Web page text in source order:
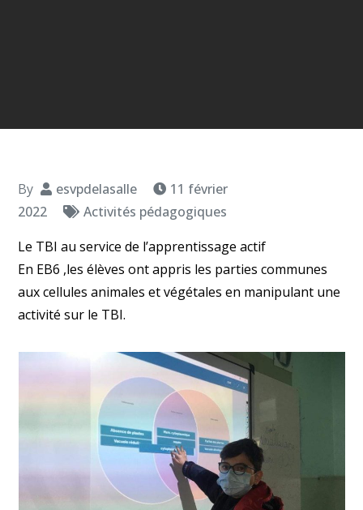
By esvpdelasalle
11 février
2022
Activités pédagogiques
Le TBI au service de l’apprentissage actif
En EB6 ,les élèves ont appris les parties communes
aux cellules animales et végétales en manipulant une
activité sur le TBI.